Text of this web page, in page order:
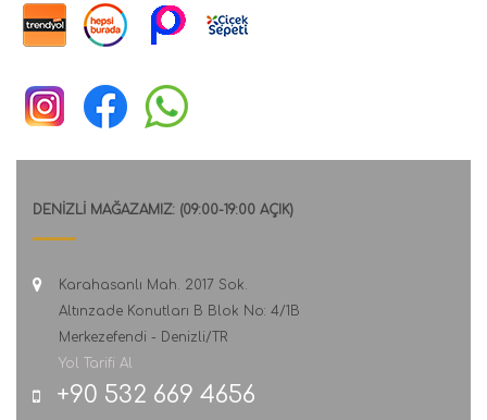
DENİZLİ MAĞAZAMIZ: (09:00-19:00 AÇIK)
Karahasanlı Mah. 2017 Sok.
Altınzade Konutları B Blok No: 4/1B
Merkezefendi - Denizli/TR
Yol Tarifi Al
+90 532 669 4656